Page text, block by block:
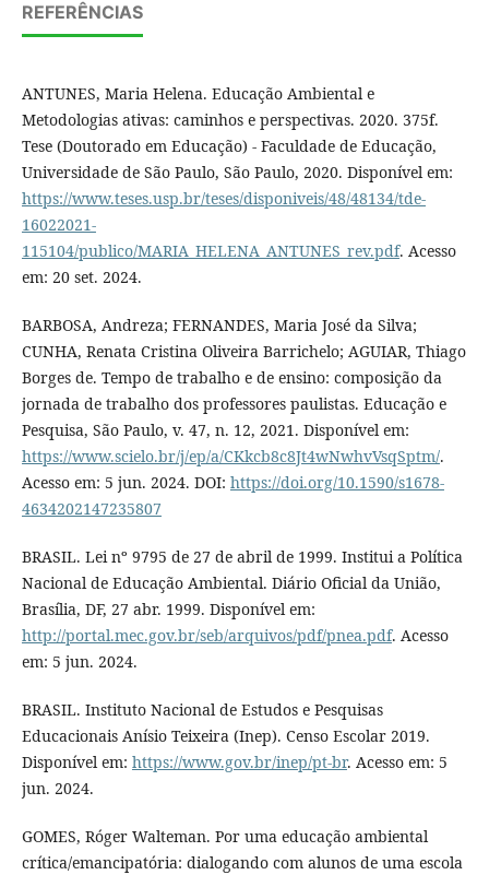
REFERÊNCIAS
ANTUNES, Maria Helena. Educação Ambiental e
Metodologias ativas: caminhos e perspectivas. 2020. 375f.
Tese (Doutorado em Educação) - Faculdade de Educação,
Universidade de São Paulo, São Paulo, 2020. Disponível em:
https://www.teses.usp.br/teses/disponiveis/48/48134/tde-
16022021-
115104/publico/MARIA_HELENA_ANTUNES_rev.pdf. Acesso
em: 20 set. 2024.
BARBOSA, Andreza; FERNANDES, Maria José da Silva;
CUNHA, Renata Cristina Oliveira Barrichelo; AGUIAR, Thiago
Borges de. Tempo de trabalho e de ensino: composição da
jornada de trabalho dos professores paulistas. Educação e
Pesquisa, São Paulo, v. 47, n. 12, 2021. Disponível em:
https://www.scielo.br/j/ep/a/CKkcb8c8Jt4wNwhvVsqSptm/.
Acesso em: 5 jun. 2024. DOI: https://doi.org/10.1590/s1678-
4634202147235807
BRASIL. Lei nº 9795 de 27 de abril de 1999. Institui a Política
Nacional de Educação Ambiental. Diário Oficial da União,
Brasília, DF, 27 abr. 1999. Disponível em:
http://portal.mec.gov.br/seb/arquivos/pdf/pnea.pdf. Acesso
em: 5 jun. 2024.
BRASIL. Instituto Nacional de Estudos e Pesquisas
Educacionais Anísio Teixeira (Inep). Censo Escolar 2019.
Disponível em: https://www.gov.br/inep/pt-br. Acesso em: 5
jun. 2024.
GOMES, Róger Walteman. Por uma educação ambiental
crítica/emancipatória: dialogando com alunos de uma escola